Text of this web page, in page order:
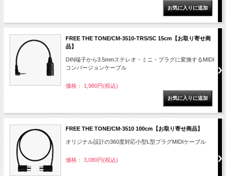
FREE THE TONE/CM-3510-TRS/SC 15cm【お取り寄せ商
品】
DIN端子から3.5mmステレオ・ミニ・プラグに変換するMIDI
コンバージョンケーブル
価格： 1,980円(税込)
FREE THE TONE/CM-3510 100cm【お取り寄せ商品】
オリジナル設計の360度対応小型L型プラグMIDIケーブル
価格： 3,080円(税込)